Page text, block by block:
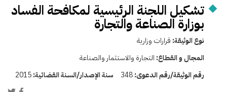
تشكيل اللجنة الرئيسية لمكافحة الفساد
بوزارة الصناعة والتجارة
نوع الوثيقة: قرارات وزارية
المجال و القطاع: التجارة والاستثمار والصناعة
رقم الوثيقة/رقم الدعوى:348 سنة الإصدار/السنة القضائية:2015